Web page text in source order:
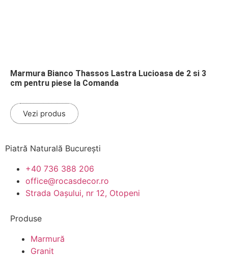
Marmura Bianco Thassos Lastra Lucioasa de 2 si 3
cm pentru piese la Comanda
Vezi produs
Piatră Naturală București
+40 736 388 206
office@rocasdecor.ro
Strada Oașului, nr 12, Otopeni
Produse
Marmură
Granit